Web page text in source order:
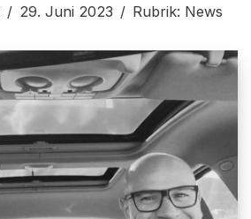
29. Juni 2023 Rubrik: News